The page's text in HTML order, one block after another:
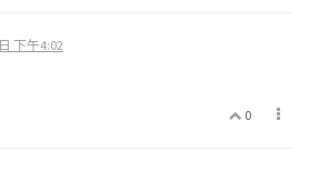
下午4:02
0